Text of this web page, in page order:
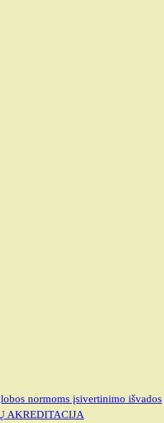
normoms įsivertinimo išvados
AKREDITACIJA